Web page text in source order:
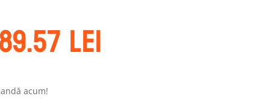
lei.
lei
acum!